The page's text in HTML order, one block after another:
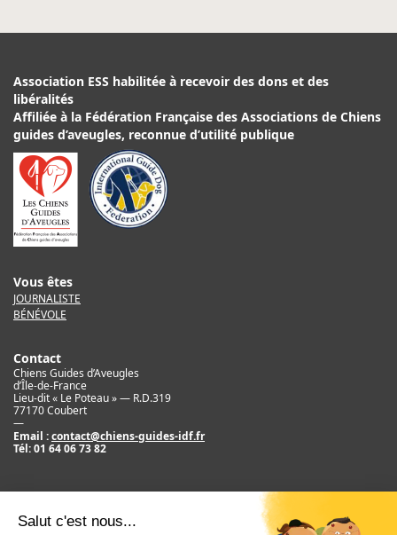
Association ESS habilitée à recevoir des dons et des
libéralités
Affiliée à la Fédération Française des Associations de Chiens
guides d’aveugles, reconnue d’utilité publique
Vous êtes
JOURNALISTE
BÉNÉVOLE
Contact
Chiens Guides d’Aveugles
d’Île-de-France
Lieu-dit « Le Poteau » — R.D.319
77170 Coubert
—
Email :contact@chiens-guides-idf.fr
Tél:01 64 06 73 82
Crédit
©2017 Chiens Guides d’Aveugles d’IDF